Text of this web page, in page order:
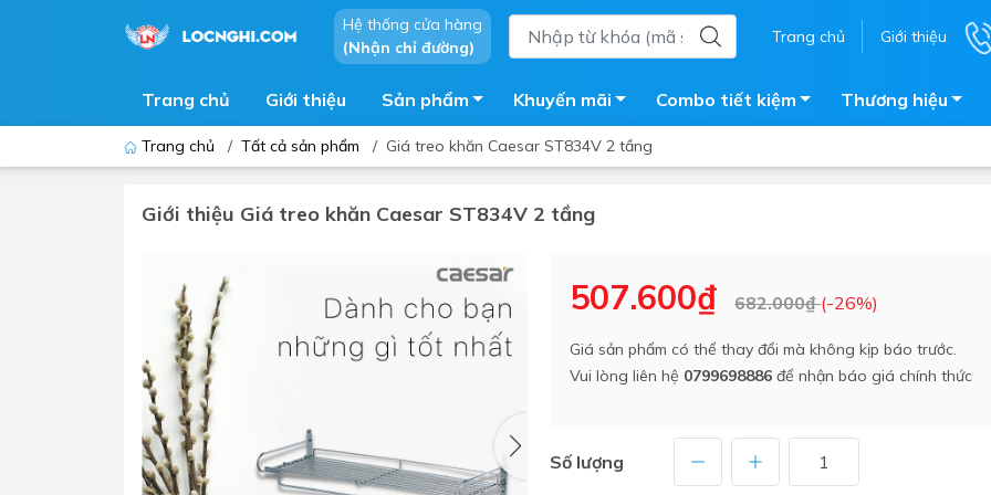
Hệ thống cửa hàng
(Nhận chỉ đường)
Trang chủ Giới thiệu
Trang chủ Giới thiệu Sản phẩm
Thiết bị nhà tiểu
Lavabo - Chậu rửa mặt
Vòi lavabo
Vòi chậu - vòi hồ - vòi gắn tường
Máy sấy tay
Lavabo tủ - Lavabo kính
Phòng tắm kính
Sen tắm đứng
Vòi sen tắm
Máy tắm nước nóng điện
Chậu giặt
Sen tắm âm tường
trời
Bồn bảo ôn
Bồn nhựa tự hoại
Vòi pha nóng lạnh
Vật tư
Khuyến mãi Combo tiết kiệm Thương hiệu
Trang chủ / Tất cả sản phẩm / Giá treo khăn Caesar ST834V 2 tầng
Giới thiệu Giá treo khăn Caesar ST834V 2 tầng
507.600₫ 682.000₫(-26%)
Giá sản phẩm có thể thay đổi mà không kịp báo trước.
Vui lòng liên hệ 0799698886 để nhận báo giá chính thức
Số lượng